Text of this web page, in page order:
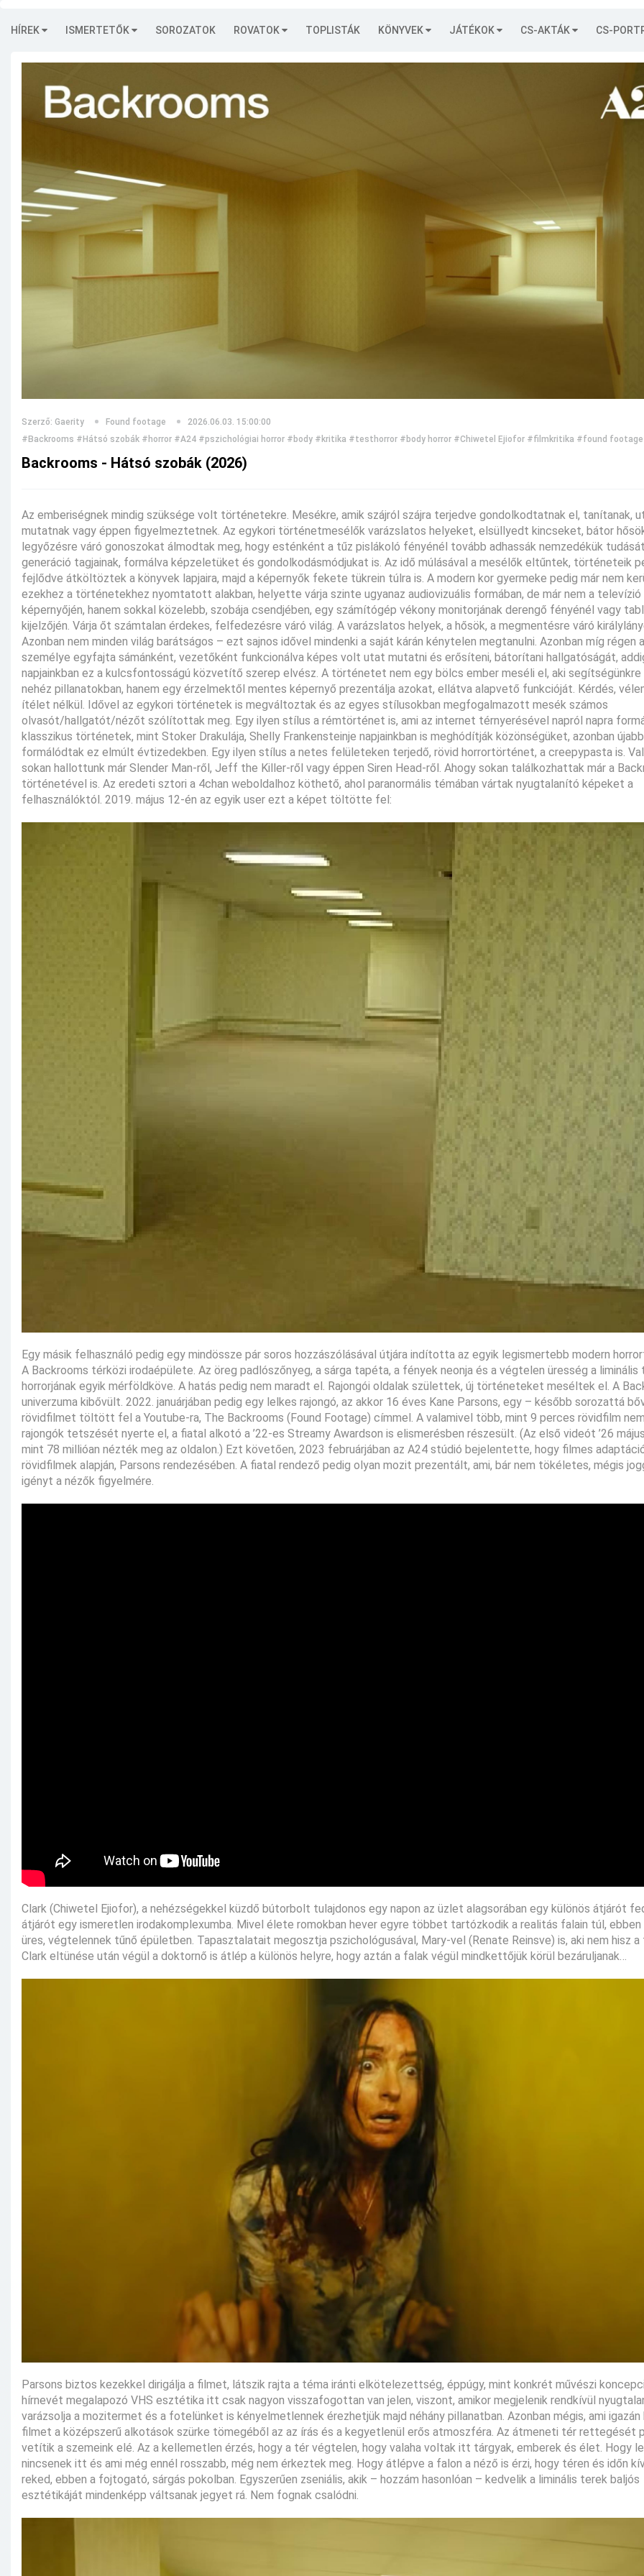
HÍREK ISMERTETŐK SOROZATOK ROVATOK TOPLISTÁK KÖNYVEK JÁTÉKOK CS-AKTÁK CS-
Szerző: Gaerity Found footage
2026.06.03. 15:00:00
#Backrooms #Hátsó szobák #horror #A24 #pszichológiai horror #body #kritika #testhorror #body horror #Chiwetel Ejiofor #filmkritika #found footage
Backrooms - Hátsó szobák (2026)
Az emberiségnek mindig szüksége volt történetekre. Mesékre, amik szájról szájra terjedve gondolkodtatnak el, tanítanak,
mutatnak vagy éppen figyelmeztetnek. Az egykori történetmesélők varázslatos helyeket, elsüllyedt kincseket, bátor
legyőzésre váró gonoszokat álmodtak meg, hogy esténként a tűz pislákoló fényénél tovább adhassák nemzedékük
generáció tagjainak, formálva képzeletüket és gondolkodásmódjukat is. Az idő múlásával a mesélők eltűntek, történeteik
fejlődve átköltöztek a könyvek lapjaira, majd a képernyők fekete tükrein túlra is. A modern kor gyermeke pedig már nem
ezekhez a történetekhez nyomtatott alakban, helyette várja szinte ugyanaz audiovizuális formában, de már nem a televízió
képernyőjén, hanem sokkal közelebb, szobája csendjében, egy számítógép vékony monitorjának derengő fényénél vagy
kijelzőjén. Várja őt számtalan érdekes, felfedezésre váró világ. A varázslatos helyek, a hősök, a megmentésre váró
Azonban nem minden világ barátságos – ezt sajnos idővel mindenki a saját kárán kénytelen megtanulni. Azonban míg régen
személye egyfajta sámánként, vezetőként funkcionálva képes volt utat mutatni és erősíteni, bátorítani hallgatóságát,
napjainkban ez a kulcsfontosságú közvetítő szerep elvész. A történetet nem egy bölcs ember meséli el, aki
nehéz pillanatokban, hanem egy érzelmektől mentes képernyő prezentálja azokat, ellátva alapvető funkcióját. Kérdés,
ítélet nélkül. Idővel az egykori történetek is megváltoztak és az egyes stílusokban megfogalmazott mesék számos
olvasót/hallgatót/nézőt szólítottak meg. Egy ilyen stílus a rémtörténet is, ami az internet térnyerésével napról napra
klasszikus történetek, mint Stoker Drakulája, Shelly Frankensteinje napjainkban is meghódítják közönségüket, azonban
formálódtak ez elmúlt évtizedekben. Egy ilyen stílus a netes felületeken terjedő, rövid horrortörténet, a creepypasta is.
sokan hallottunk már Slender Man-ről, Jeff the Killer-ről vagy éppen Siren Head-ről. Ahogy sokan találkozhattak már a
történetével is. Az eredeti sztori a 4chan weboldalhoz köthető, ahol paranormális témában vártak nyugtalanító képeket a
felhasználóktól. 2019. május 12-én az egyik user ezt a képet töltötte fel:
Egy másik felhasználó pedig egy mindössze pár soros hozzászólásával útjára indította az egyik legismertebb modern
A Backrooms térközi irodaépülete. Az öreg padlószőnyeg, a sárga tapéta, a fények neonja és a végtelen üresség a liminális
horrorjának egyik mérföldköve. A hatás pedig nem maradt el. Rajongói oldalak születtek, új történeteket meséltek el. A
univerzuma kibővült. 2022. januárjában pedig egy lelkes rajongó, az akkor 16 éves Kane Parsons, egy – később sorozattá
rövidfilmet töltött fel a Youtube-ra, The Backrooms (Found Footage) címmel. A valamivel több, mint 9 perces rövidfilm
rajongók tetszését nyerte el, a fiatal alkotó a ’22-es Streamy Awardson is elismerésben részesült. (Az első videót ’26
mint 78 millióan nézték meg az oldalon.) Ezt követően, 2023 februárjában az A24 stúdió bejelentette, hogy filmes
rövidfilmek alapján, Parsons rendezésében. A fiatal rendező pedig olyan mozit prezentált, ami, bár nem tökéletes, mégis
igényt a nézők figyelmére.
Clark (Chiwetel Ejiofor), a nehézségekkel küzdő bútorbolt tulajdonos egy napon az üzlet alagsorában egy különös átjárót
átjárót egy ismeretlen irodakomplexumba. Mivel élete romokban hever egyre többet tartózkodik a realitás falain túl, ebben
üres, végtelennek tűnő épületben. Tapasztalatait megosztja pszichológusával, Mary-vel (Renate Reinsve) is, aki nem hisz a
Clark eltünése után végül a doktornő is átlép a különös helyre, hogy aztán a falak végül mindkettőjük körül bezáruljanak…
Parsons biztos kezekkel dirigálja a filmet, látszik rajta a téma iránti elkötelezettség, éppúgy, mint konkrét művészi
hírnevét megalapozó VHS esztétika itt csak nagyon visszafogottan van jelen, viszont, amikor megjelenik rendkívül
varázsolja a mozitermet és a fotelünket is kényelmetlennek érezhetjük majd néhány pillanatban. Azonban mégis, ami igazán
filmet a középszerű alkotások szürke tömegéből az az írás és a kegyetlenül erős atmoszféra. Az átmeneti tér rettegését
vetítik a szemeink elé. Az a kellemetlen érzés, hogy a tér végtelen, hogy valaha voltak itt tárgyak, emberek és élet. Hogy
nincsenek itt és ami még ennél rosszabb, még nem érkeztek meg. Hogy átlépve a falon a néző is érzi, hogy téren és időn
reked, ebben a fojtogató, sárgás pokolban. Egyszerűen zseniális, akik – hozzám hasonlóan – kedvelik a liminális terek baljós
esztétikáját mindenképp váltsanak jegyet rá. Nem fognak csalódni.